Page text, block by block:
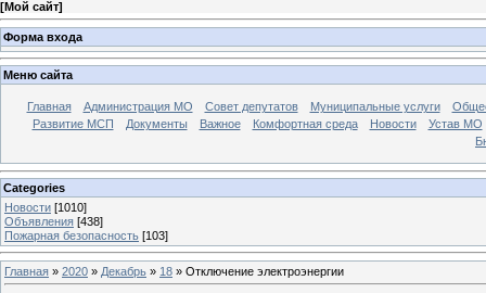
[Мой сайт]
Форма входа
Меню сайта
Главная Администрация МО Совет депутатов Муниципальные услуги
Развитие МСП
Документы Важное Комфортная среда Новости
Устав МО
Categories
Новости [1010]
Объявления [438]
Пожарная безопасность [103]
Главная » 2020 » Декабрь » 18 » Отключение электроэнергии